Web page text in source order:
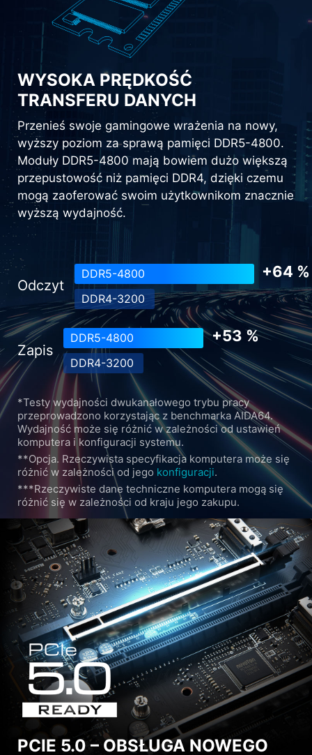
WYSOKA PRĘDKOŚĆ
TRANSFERU DANYCH
Przenieś swoje gamingowe wrażenia na nowy,
wyższy poziom za sprawą pamięci DDR5-4800.
Moduły DDR5-4800 mają bowiem dużo większą
przepustowość niż pamięci DDR4, dzięki czemu
mogą zaoferować swoim użytkownikom znacznie
wyższą wydajność.
Odczyt
DDR5-4800 +64 %
DDR4-3200
Zapis
DDR5-4800 +53 %
DDR4-3200
*Testy wydajności dwukanałowego trybu pracy
przeprowadzono korzystając z benchmarka AIDA64.
Wydajność może się różnić w zależności od ustawień
komputera i konfiguracji systemu.
**Opcja. Rzeczywista specyfikacja komputera może się
różnić w zależności od jego konfiguracji.
***Rzeczywiste dane techniczne komputera mogą się
różnić się w zależności od kraju jego zakupu.
PCIE 5.0 – OBSŁUGA NOWEGO